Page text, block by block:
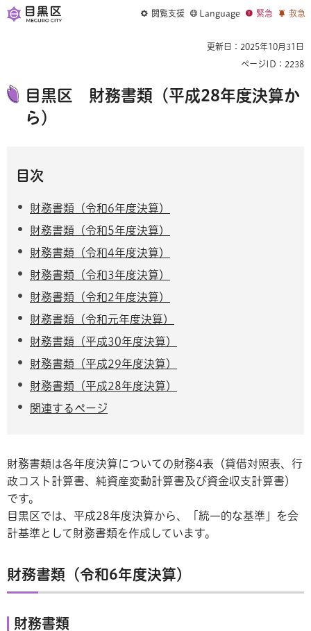
閲覧支援 Language 緊急 救急
更新日：2025年10月31日
ページID：2238
目黒区 財務書類（平成28年度決算か
ら）
目次
財務書類（令和6年度決算）
財務書類（令和5年度決算）
財務書類（令和4年度決算）
財務書類（令和3年度決算）
財務書類（令和2年度決算）
財務書類（令和元年度決算）
財務書類（平成30年度決算）
財務書類（平成29年度決算）
財務書類（平成28年度決算）
関連するページ
財務書類は各年度決算についての財務4表（貸借対照表、行
政コスト計算書、純資産変動計算書及び資金収支計算書）
です。
目黒区では、平成28年度決算から、「統一的な基準」を会
計基準として財務書類を作成しています。
財務書類（令和6年度決算）
財務書類